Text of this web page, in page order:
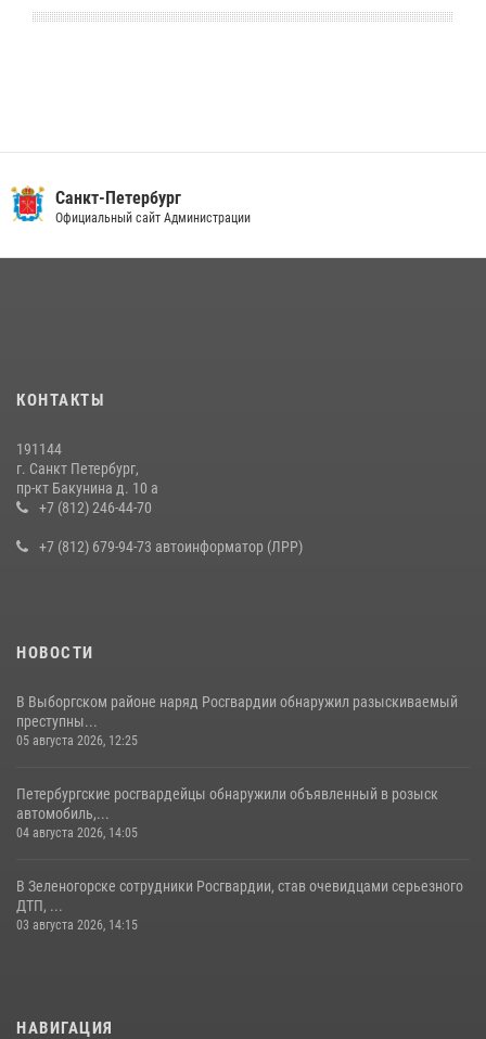
Санкт-Петербург
Официальный сайт Администрации
КОНТАКТЫ
191144
г. Санкт Петербург,
пр-кт Бакунина д. 10 а
+7 (812) 246-44-70
+7 (812) 679-94-73 автоинформатор (ЛРР)
НОВОСТИ
В Выборгском районе наряд Росгвардии обнаружил разыскиваемый
преступны...
05 августа 2026, 12:25
Петербургские росгвардейцы обнаружили объявленный в розыск
автомобиль,...
04 августа 2026, 14:05
В Зеленогорске сотрудники Росгвардии, став очевидцами серьезного
ДТП, ...
03 августа 2026, 14:15
НАВИГАЦИЯ